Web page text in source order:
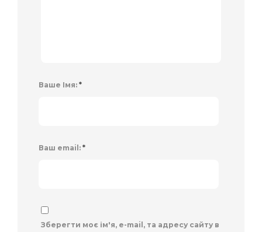
Ваше Імя: *
Ваш email: *
Зберегти моє ім'я, e-mail, та адресу сайту в